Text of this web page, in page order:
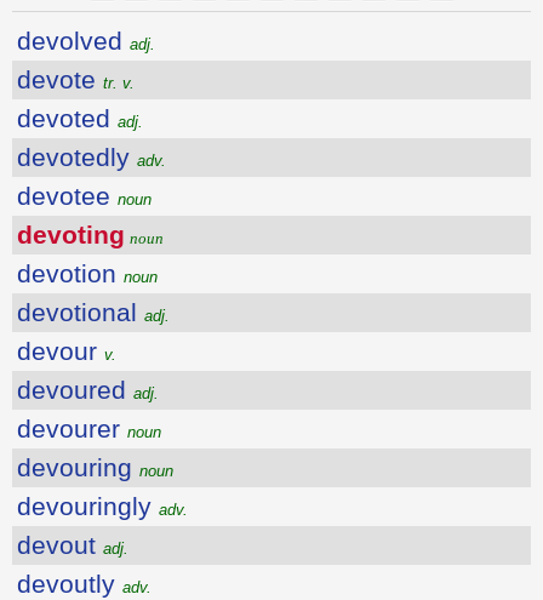
devolved adj.
devote tr. v.
devoted adj.
devotedly adv.
devotee noun
devoting noun
devotion noun
devotional adj.
devour v.
devoured adj.
devourer noun
devouring noun
devouringly adv.
devout adj.
devoutly adv.